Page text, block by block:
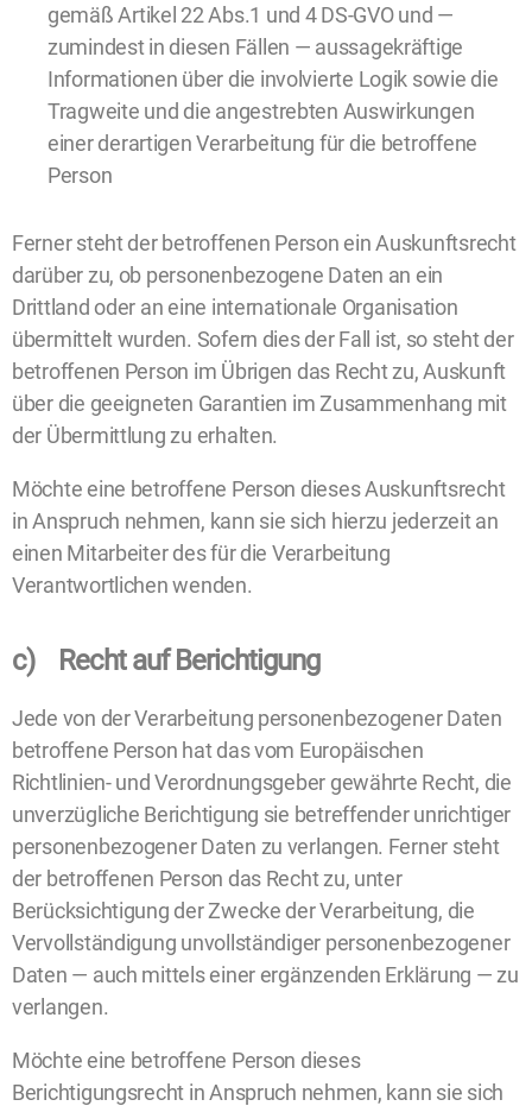
gemäß Artikel 22 Abs.1 und 4 DS-GVO und —
zumindest in diesen Fällen — aussagekräftige
Informationen über die involvierte Logik sowie die
Tragweite und die angestrebten Auswirkungen
einer derartigen Verarbeitung für die betroffene
Person
Ferner steht der betroffenen Person ein Auskunftsrecht
darüber zu, ob personenbezogene Daten an ein
Drittland oder an eine internationale Organisation
übermittelt wurden. Sofern dies der Fall ist, so steht der
betroffenen Person im Übrigen das Recht zu, Auskunft
über die geeigneten Garantien im Zusammenhang mit
der Übermittlung zu erhalten.
Möchte eine betroffene Person dieses Auskunftsrecht
in Anspruch nehmen, kann sie sich hierzu jederzeit an
einen Mitarbeiter des für die Verarbeitung
Verantwortlichen wenden.
c) Recht auf Berichtigung
Jede von der Verarbeitung personenbezogener Daten
betroffene Person hat das vom Europäischen
Richtlinien- und Verordnungsgeber gewährte Recht, die
unverzügliche Berichtigung sie betreffender unrichtiger
personenbezogener Daten zu verlangen. Ferner steht
der betroffenen Person das Recht zu, unter
Berücksichtigung der Zwecke der Verarbeitung, die
Vervollständigung unvollständiger personenbezogener
Daten — auch mittels einer ergänzenden Erklärung — zu
verlangen.
Möchte eine betroffene Person dieses
Berichtigungsrecht in Anspruch nehmen, kann sie sich